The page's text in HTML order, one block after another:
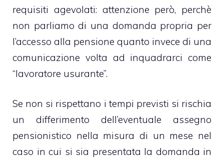
requisiti agevolati: attenzione però, perchè
non parliamo di una domanda propria per
l’accesso alla pensione quanto invece di una
comunicazione volta ad inquadrarci come
“lavoratore usurante”.
Se non si rispettano i tempi previsti si rischia
un differimento dell’eventuale assegno
pensionistico nella misura di un mese nel
caso in cui si sia presentata la domanda in